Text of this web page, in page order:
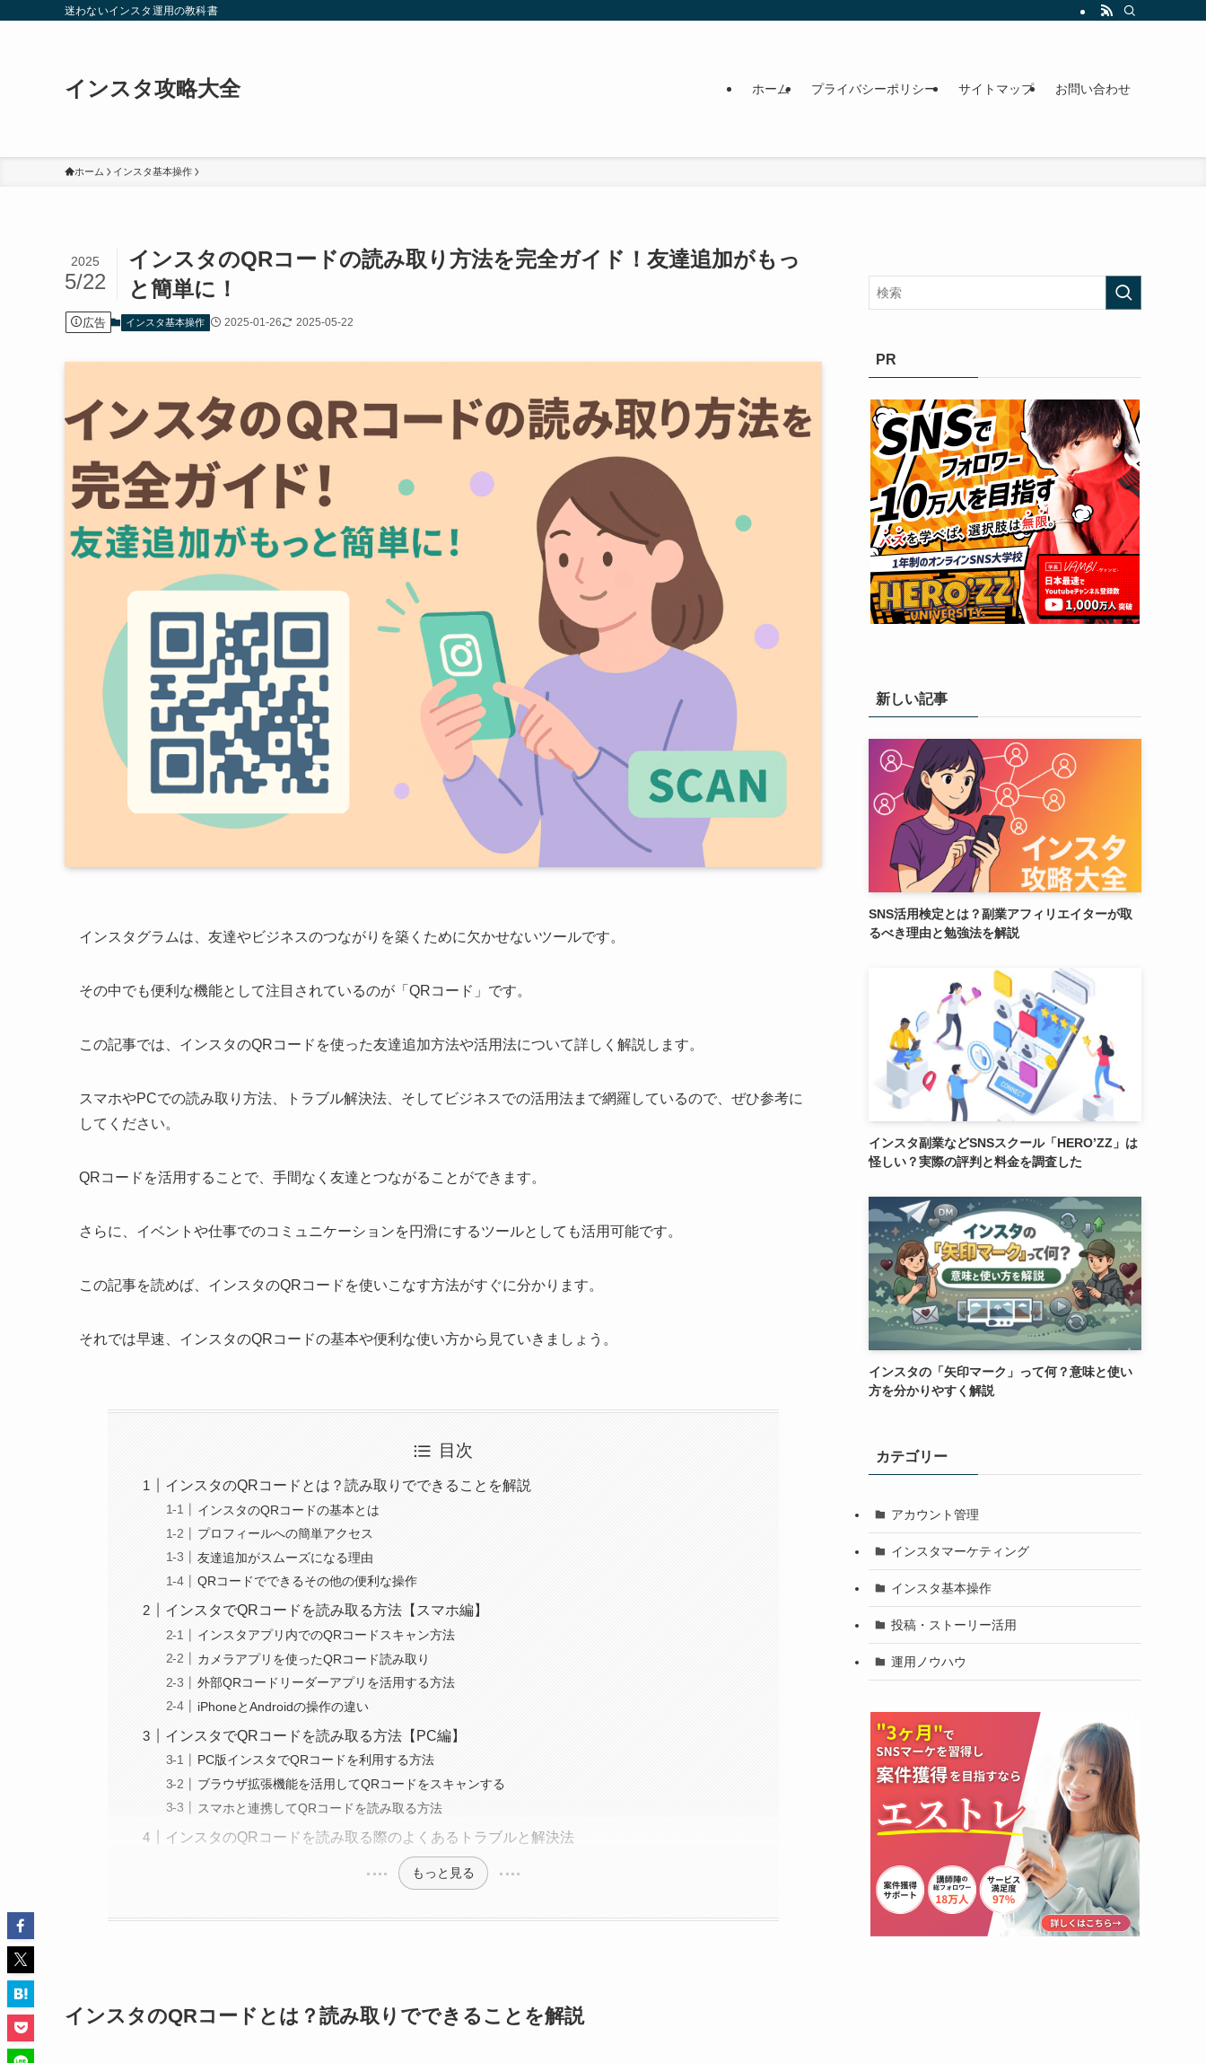
迷わないインスタ運用の教科書
インスタ攻略大全 ホーム プライバシーポリシー サイトマップ お問い合わせ
ホーム インスタ基本操作
インスタのQRコードの読み取り方法を完全ガイド！友達追加がもっ
と簡単に！
2025
5/22
広告 インスタ基本操作 2025-01-26 2025-05-22
インスタグラムは、友達やビジネスのつながりを築くために欠かせないツールです。
その中でも便利な機能として注目されているのが「QRコード」です。
この記事では、インスタのQRコードを使った友達追加方法や活用法について詳しく解説します。
スマホやPCでの読み取り方法、トラブル解決法、そしてビジネスでの活用法まで網羅しているので、ぜひ参考に
してください。
QRコードを活用することで、手間なく友達とつながることができます。
さらに、イベントや仕事でのコミュニケーションを円滑にするツールとしても活用可能です。
この記事を読めば、インスタのQRコードを使いこなす方法がすぐに分かります。
それでは早速、インスタのQRコードの基本や便利な使い方から見ていきましょう。
目次
インスタのQRコードとは？読み取りでできることを解説
インスタのQRコードの基本とは
プロフィールへの簡単アクセス
友達追加がスムーズになる理由
QRコードでできるその他の便利な操作
インスタでQRコードを読み取る方法【スマホ編】
インスタアプリ内でのQRコードスキャン方法
カメラアプリを使ったQRコード読み取り
外部QRコードリーダーアプリを活用する方法
iPhoneとAndroidの操作の違い
インスタでQRコードを読み取る方法【PC編】
PC版インスタでQRコードを利用する方法
ブラウザ拡張機能を活用してQRコードをスキャンする
スマホと連携してQRコードを読み取る方法
インスタのQRコードを読み取る際のよくあるトラブルと解決法
もっと見る
インスタのQRコードとは？読み取りでできることを解説
PR
新しい記事
SNS活用検定とは？副業アフィリエイターが取
るべき理由と勉強法を解説
インスタ副業などSNSスクール「HERO’ZZ」は
怪しい？実際の評判と料金を調査した
インスタの「矢印マーク」って何？意味と使い
方を分かりやすく解説
カテゴリー
アカウント管理
インスタマーケティング
インスタ基本操作
投稿・ストーリー活用
運用ノウハウ